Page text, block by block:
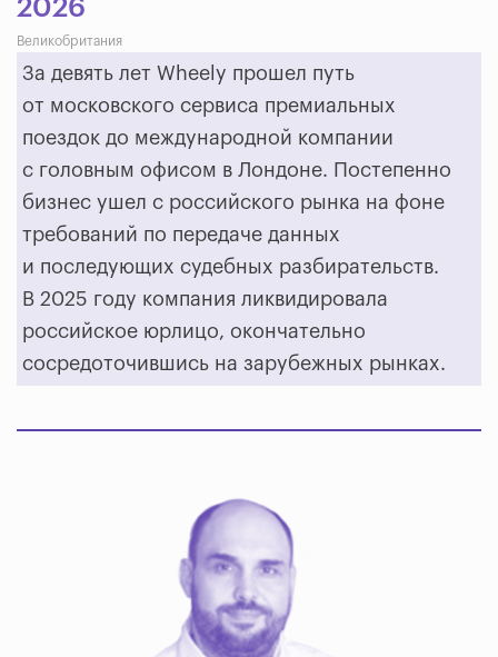
2026
Великобритания
За девять лет Wheely прошел путь
от московского сервиса премиальных
поездок до международной компании
с головным офисом в Лондоне. Постепенно
бизнес ушел с российского рынка на фоне
требований по передаче данных
и последующих судебных разбирательств.
В 2025 году компания ликвидировала
российское юрлицо, окончательно
сосредоточившись на зарубежных рынках.